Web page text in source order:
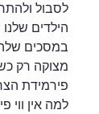
לסבול
הילדים
במסכים
מצוקה רק
פירמידת
למה אין ווי